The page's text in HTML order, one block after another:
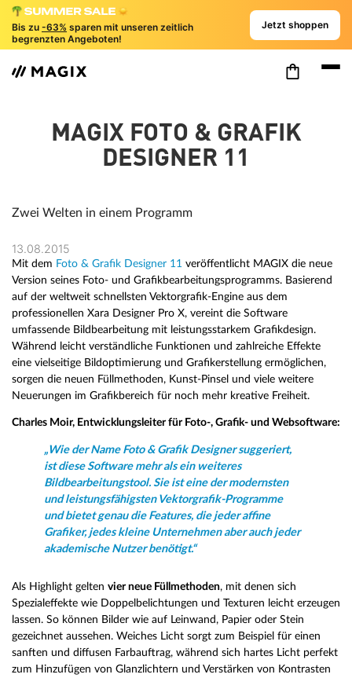
Bis zu -63% sparen mit unseren zeitlich
begrenzten Angeboten!
Jetzt shoppen
MAGIX FOTO & GRAFIK
DESIGNER 11
Zwei Welten in einem Programm
13.08.2015
Mit dem Foto & Grafik Designer 11 veröffentlicht MAGIX die neue
Version seines Foto- und Grafikbearbeitungsprogramms. Basierend
auf der weltweit schnellsten Vektorgrafik-Engine aus dem
professionellen Xara Designer Pro X, vereint die Software
umfassende Bildbearbeitung mit leistungsstarkem Grafikdesign.
Während leicht verständliche Funktionen und zahlreiche Effekte
eine vielseitige Bildoptimierung und Grafikerstellung ermöglichen,
sorgen die neuen Füllmethoden, Kunst-Pinsel und viele weitere
Neuerungen im Grafikbereich für noch mehr kreative Freiheit.
Charles Moir, Entwicklungsleiter für Foto-, Grafik- und Websoftware:
„Wie der Name Foto & Grafik Designer suggeriert,
ist diese Software mehr als ein weiteres
Bildbearbeitungstool. Sie ist eine der modernsten
und leistungsfähigsten Vektorgrafik-Programme
und bietet genau die Features, die jeder affine
Grafiker, jedes kleine Unternehmen aber auch jeder
akademische Nutzer benötigt.“
Als Highlight gelten vier neue Füllmethoden, mit denen sich
Spezialeffekte wie Doppelbelichtungen und Texturen leicht erzeugen
lassen. So können Bilder wie auf Leinwand, Papier oder Stein
gezeichnet aussehen. Weiches Licht sorgt zum Beispiel für einen
sanften und diffusen Farbauftrag, während sich hartes Licht perfekt
zum Hinzufügen von Glanzlichtern und Verstärken von Kontrasten